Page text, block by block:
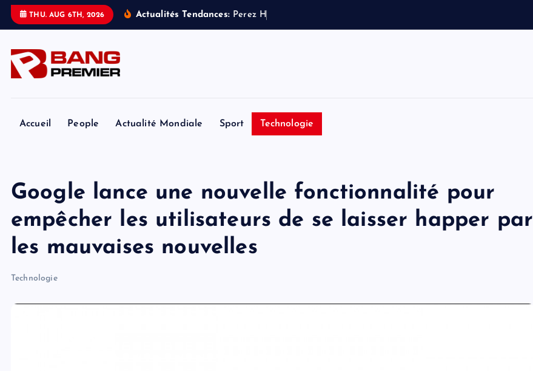
THU. AUG 6TH, 2026 Actualités Tendances: Perez H
Accueil People Actualité Mondiale Sport Technologie
Google lance une nouvelle fonctionnalité pour
empêcher les utilisateurs de se laisser happer par
les mauvaises nouvelles
Technologie